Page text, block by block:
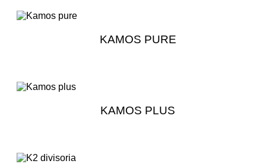
KAMOS PURE
KAMOS PLUS